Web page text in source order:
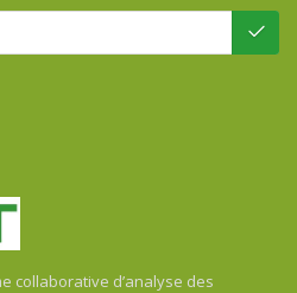
collaborative d’analyse des